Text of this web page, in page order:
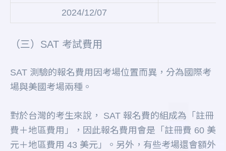
2024/12/07
（三）SAT 考試費用
SAT 測驗的報名費用因考場位置而異，分為國際考
場與美國考場兩種。
對於台灣的考生來說， SAT 報名費的組成為「註冊
費＋地區費用」，因此報名費用會是「註冊費 60 美
元＋地區費用 43 美元」。另外，有些考場還會額外